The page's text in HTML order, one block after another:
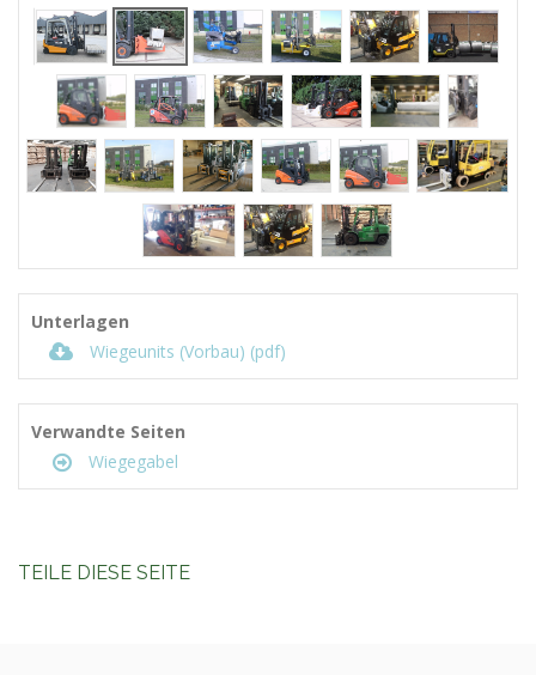
Unterlagen
Wiegeunits (Vorbau) (pdf)
Verwandte Seiten
Wiegegabel
TEILE DIESE SEITE